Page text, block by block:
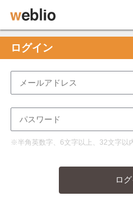
ログイン
※半角英数字、6文字以上、32文字以
ロ